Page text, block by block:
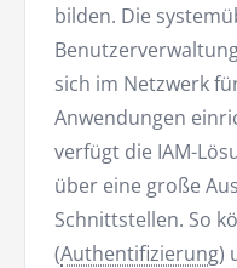
bilden. Die
sich im Netzwerk
Anwendungen
verfügt die IAM-
über eine große
Schnittstellen. So
(Authentifizierung)